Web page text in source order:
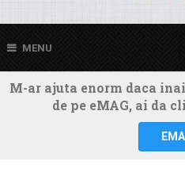
MENU
M-ar ajuta enorm daca
de pe eMAG, ai da